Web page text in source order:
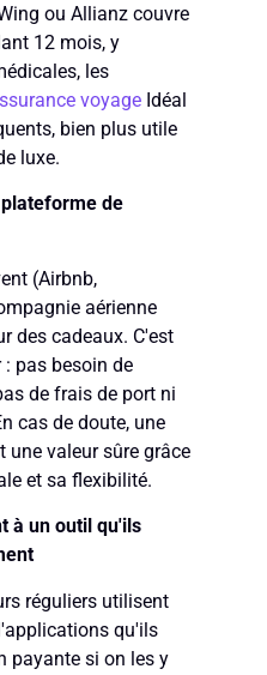
ou Allianz couvre
12 mois, y
les
voyage Idéal
bien plus utile
luxe.
de
(Airbnb,
aérienne
des cadeaux. C'est
pas besoin de
de frais de port ni
cas de doute, une
une valeur sûre grâce
et sa flexibilité.
à un outil qu'ils
réguliers utilisent
qu'ils
payante si on les y